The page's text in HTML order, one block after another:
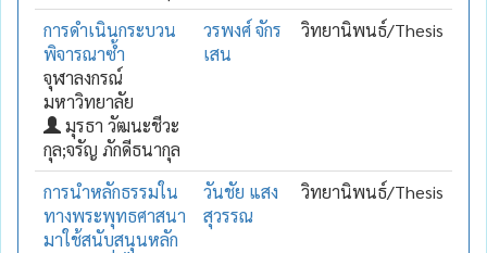
การดำเนินกระบวน
พิจารณาซ้ำ
จุฬาลงกรณ์
มหาวิทยาลัย
มุรธา วัฒนะชีวะ
กุล;จรัญ ภักดีธนากุล
วรพงศ์ จักร
เสน
วิทยานิพนธ์/Thesis
การนำหลักธรรมใน
ทางพระพุทธศาสนา
มาใช้สนับสนุนหลัก
วันชัย แสง
สุวรรณ
วิทยานิพนธ์/Thesis